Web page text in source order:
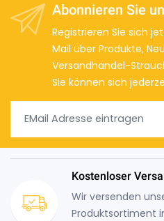
Abonnieren Sie
Registrieren Sie sich
Mail über Produkte,
Versandhandel-
Sie können sich
Kostenloser
Wir versenden
Produktsortiment